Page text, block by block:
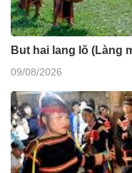
But hai lang lŏ (Làng
09/08/2026